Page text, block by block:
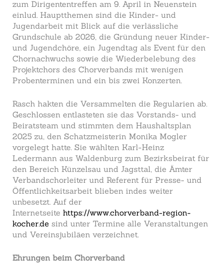
zum Dirigententreffen am 9. April in Neuenstein
einlud. Hauptthemen sind die Kinder- und
Jugendarbeit mit Blick auf die verlässliche
Grundschule ab 2026, die Gründung neuer Kinder-
und Jugendchöre, ein Jugendtag als Event für den
Chornachwuchs sowie die Wiederbelebung des
Projektchors des Chorverbands mit wenigen
Probenterminen und ein bis zwei Konzerten.
Rasch hakten die Versammelten die Regularien ab.
Geschlossen entlasteten sie das Vorstands- und
Beiratsteam und stimmten dem Haushaltsplan
2025 zu, den Schatzmeisterin Monika Mogler
vorgelegt hatte. Sie wählten Karl-Heinz
Ledermann aus Waldenburg zum Bezirksbeirat für
den Bereich Künzelsau und Jagsttal, die Ämter
Verbandschorleiter und Referent für Presse- und
Öffentlichkeitsarbeit blieben indes weiter
unbesetzt. Auf der
Internetseite https://www.chorverband-region-
kocher.de sind unter Termine alle Veranstaltungen
und Vereinsjubiläen verzeichnet.
Ehrungen beim Chorverband